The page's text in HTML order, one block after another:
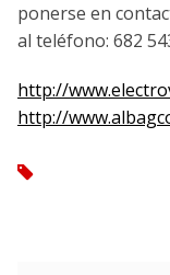
ponerse en
al teléfono: 682
http://
http://
tag